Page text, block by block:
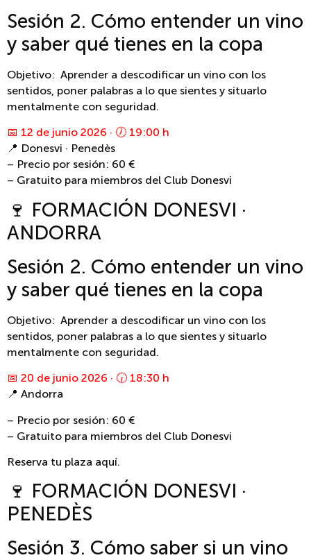
Sesión 2. Cómo entender un vino
y saber qué tienes en la copa
Objetivo: Aprender a descodificar un vino con los
sentidos, poner palabras a lo que sientes y situarlo
mentalmente con seguridad.
📅 12 de junio 2026 · 🕖 19:00 h
📍 Donesvi · Penedès
– Precio por sesión: 60 €
– Gratuito para miembros del Club Donesvi
🍷 FORMACIÓN DONESVI ·
ANDORRA
Sesión 2. Cómo entender un vino
y saber qué tienes en la copa
Objetivo: Aprender a descodificar un vino con los
sentidos, poner palabras a lo que sientes y situarlo
mentalmente con seguridad.
📅 20 de junio 2026 · 🕡 18:30 h
📍 Andorra
– Precio por sesión: 60 €
– Gratuito para miembros del Club Donesvi
Reserva tu plaza aquí.
🍷 FORMACIÓN DONESVI ·
PENEDÈS
Sesión 3. Cómo saber si un vino